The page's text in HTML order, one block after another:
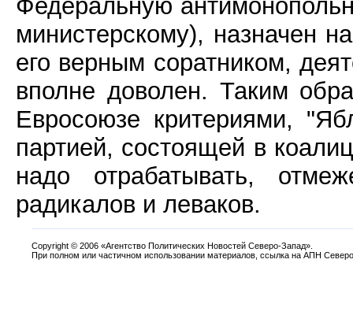
Федеральную
министерскому), назначен
его верным соратником,
вполне доволен. Таким
Евросоюзе критериями,
партией, состоящей в
надо отрабатывать,
радикалов и леваков.
Copyright © 2006 «Агентство Политических Новостей Северо-Запад».
При полном или частичном использовании материалов, ссылка на АПН